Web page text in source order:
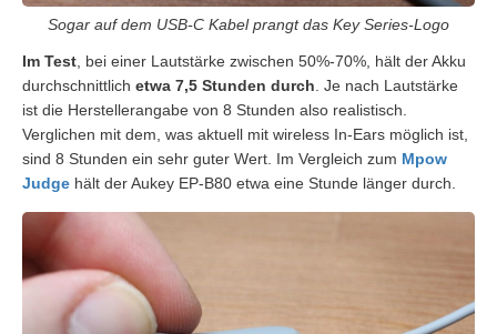
Sogar auf dem USB-C Kabel prangt das Key Series-Logo
Im Test , bei einer Lautstärke zwischen 50%-70%, hält der Akku
durchschnittlich etwa 7,5 Stunden durch . Je nach Lautstärke
ist die Herstellerangabe von 8 Stunden also realistisch.
Verglichen mit dem, was aktuell mit wireless In-Ears möglich ist,
sind 8 Stunden ein sehr guter Wert. Im Vergleich zum Mpow
Judge hält der Aukey EP-B80 etwa eine Stunde länger durch.